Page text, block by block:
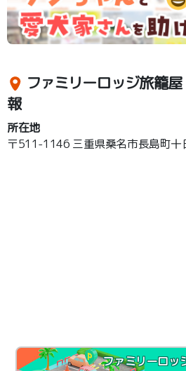
ファミリーロッジ旅籠
報
所在地
〒511-1146 三重県桑名市長島町十
ファミリーロッ